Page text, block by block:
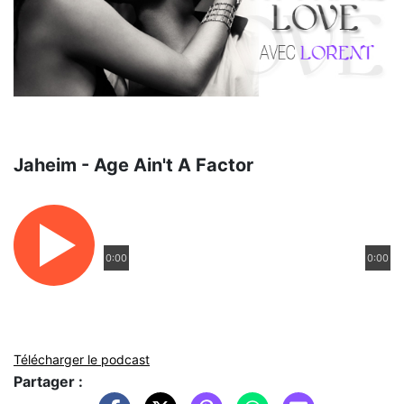
Jaheim - Age Ain't A Factor
0:00 0:00
Télécharger le podcast
Partager :